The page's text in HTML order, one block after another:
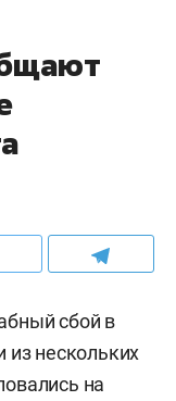
сбой в
из нескольких
на